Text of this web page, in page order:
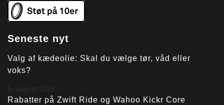
Seneste nyt
Valg af kædeolie: Skal du vælge tør, våd eller
voks?
5. august 2026
Rabatter på Zwift Ride og Wahoo Kickr Core